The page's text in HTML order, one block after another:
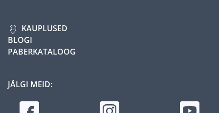
KAUPLUSED
BLOGI
PABERKATALOOG
JÄLGI MEID: